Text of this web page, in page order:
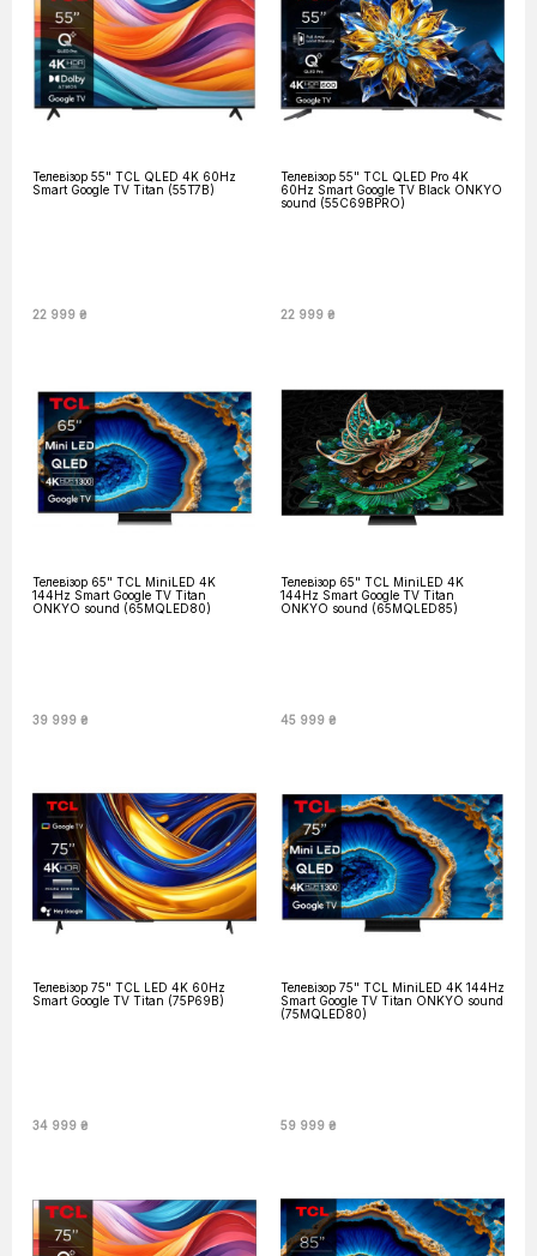
Телевізор 55" TCL QLED 4K 60Hz
Smart Google TV Titan (55T7B)
22 999 ₴
Телевізор 55" TCL QLED Pro 4K
60Hz Smart Google TV Black ONKYO
sound (55C69BPRO)
22 999 ₴
Телевізор 65" TCL MiniLED 4K
144Hz Smart Google TV Titan
ONKYO sound (65MQLED80)
39 999 ₴
Телевізор 65" TCL MiniLED 4K
144Hz Smart Google TV Titan
ONKYO sound (65MQLED85)
45 999 ₴
Телевізор 75" TCL LED 4K 60Hz
Smart Google TV Titan (75P69B)
34 999 ₴
Телевізор 75" TCL MiniLED 4K 144Hz
Smart Google TV Titan ONKYO sound
(75MQLED80)
59 999 ₴